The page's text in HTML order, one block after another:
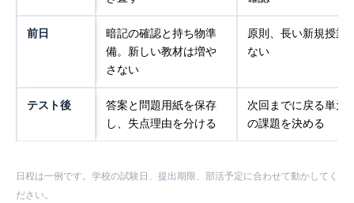
前日
暗記の確認と持ち物準
備。新しい教材は増や
さない
原則、長い新規授業
ない
テスト後
答案と問題用紙を保存
し、失点理由を分ける
次回までに戻る単元
の課題を決める
日程は一例です。学校の試験日、提出期限、部活予定に合わせて動かしてく
ださい。